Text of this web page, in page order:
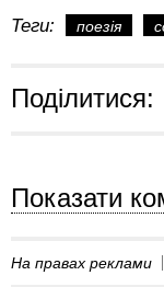
Теги: поезія
Поділитися:
Показати
На правах реклами